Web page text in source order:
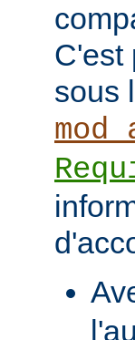
C'est
sous